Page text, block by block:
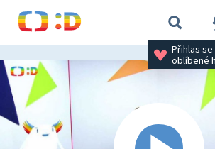
Přihlas se
oblíbené